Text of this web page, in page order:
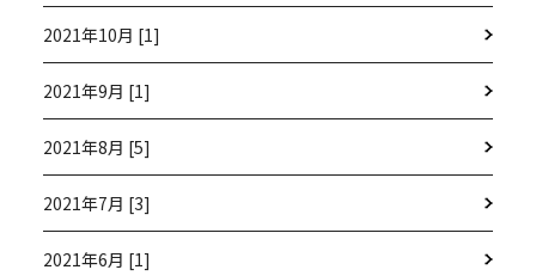
2021年10月 [1]
2021年9月 [1]
2021年8月 [5]
2021年7月 [3]
2021年6月 [1]